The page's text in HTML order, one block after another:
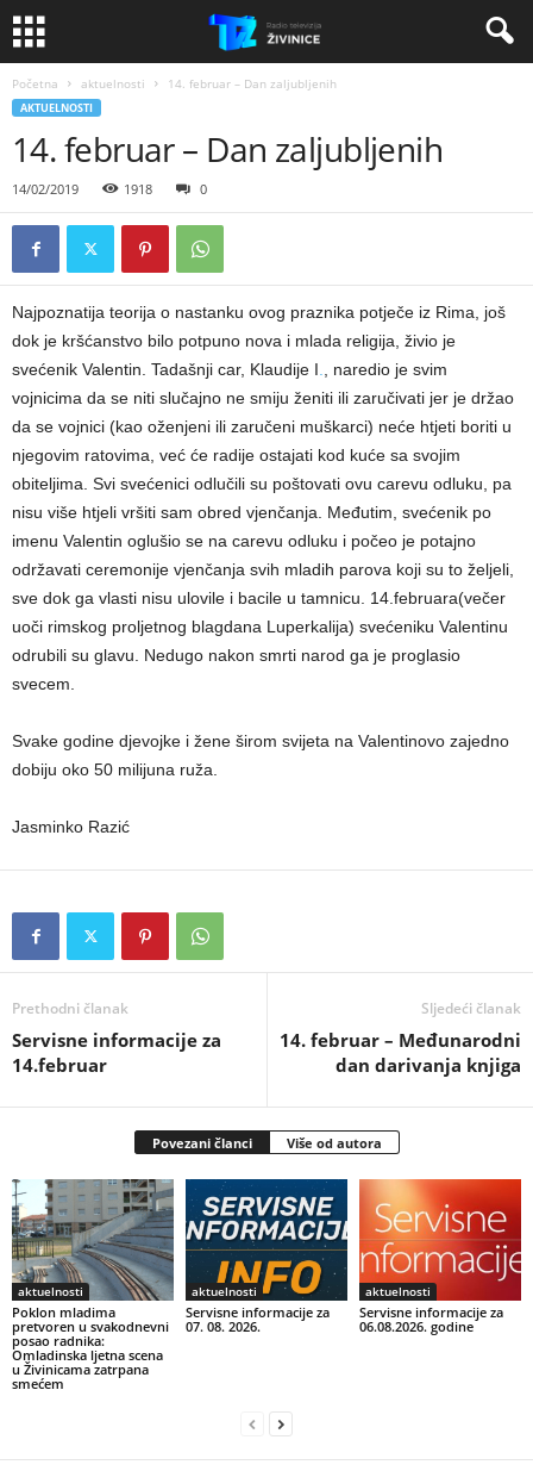
Početna aktuelnosti 14. februar – Dan zaljubljenih
AKTUELNOSTI
14. februar – Dan zaljubljenih
14/02/2019 1918 0
Najpoznatija teorija o nastanku ovog praznika potječe iz Rima, još
dok je kršćanstvo bilo potpuno nova i mlada religija, živio je
svećenik Valentin. Tadašnji car, Klaudije I
, naredio je svim
vojnicima da se niti slučajno ne smiju ženiti ili zaručivati jer je držao
da se vojnici (kao oženjeni ili zaručeni muškarci) neće htjeti boriti u
njegovim ratovima, već će radije ostajati kod kuće sa svojim
obiteljima. Svi svećenici odlučili su poštovati ovu carevu odluku, pa
nisu više htjeli vršiti sam obred vjenčanja. Međutim, svećenik po
imenu Valentin oglušio se na carevu odluku i počeo je potajno
održavati ceremonije vjenčanja svih mladih parova koji su to željeli,
sve dok ga vlasti nisu ulovile i bacile u tamnicu. 14.februara(večer
uoči rimskog proljetnog blagdana Luperkalija) svećeniku Valentinu
odrubili su glavu. Nedugo nakon smrti narod ga je proglasio
svecem.
Svake godine djevojke i žene širom svijeta na Valentinovo zajedno
dobiju oko 50 milijuna ruža.
Jasminko Razić
Prethodni članak
Servisne informacije za
14.februar
Sljedeći članak
14. februar – Međunarodni
dan darivanja knjiga
Povezani članci Više od autora
aktuelnosti
Poklon mladima
pretvoren u svakodnevni
posao radnika:
Omladinska ljetna scena
u Živinicama zatrpana
smećem
aktuelnosti
Servisne informacije za
07. 08. 2026.
aktuelnosti
Servisne informacije za
06.08.2026. godine